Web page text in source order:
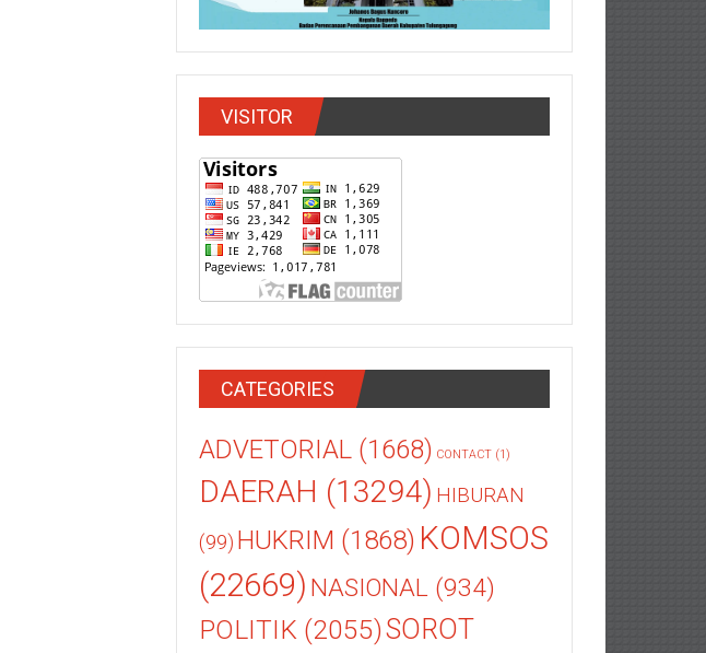
VISITOR
CATEGORIES
ADVETORIAL (1668) CONTACT (1)
DAERAH (13294) HIBURAN
(99) HUKRIM (1868) KOMSOS
(22669) NASIONAL (934)
POLITIK (2055)SOROT